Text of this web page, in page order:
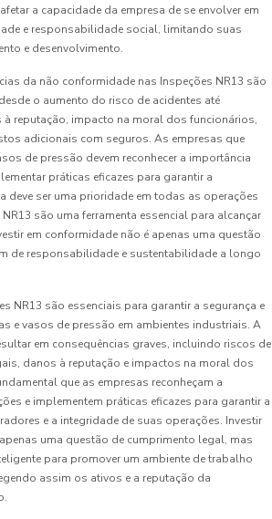
a capacidade da empresa de se envolver em
e responsabilidade social, limitando suas
e desenvolvimento.
da não conformidade nas Inspeções NR13 são
o aumento do risco de acidentes até
reputação, impacto na moral dos funcionários,
adicionais com seguros. As empresas que
de pressão devem reconhecer a importância
práticas eficazes para garantir a
deve ser uma prioridade em todas as operações
são uma ferramenta essencial para alcançar
em conformidade não é apenas uma questão
de responsabilidade e sustentabilidade a longo
NR13 são essenciais para garantir a segurança e
e vasos de pressão em ambientes industriais. A
em consequências graves, incluindo riscos de
danos à reputação e impactos na moral dos
que as empresas reconheçam a
e implementem práticas eficazes para garantir a
e a integridade de suas operações. Investir
uma questão de cumprimento legal, mas
para promover um ambiente de trabalho
assim os ativos e a reputação da